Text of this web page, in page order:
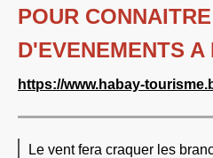
POUR
D'EVENEMENTS A
https://www.habay-
Le vent fera craquer les